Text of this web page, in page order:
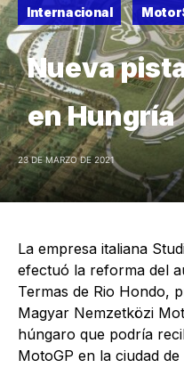
Internacional
Nueva
en Hungría
23 DE MARZO DE 2021
La empresa italiana
efectuó la reforma del
Termas de Rio Hondo,
Magyar Nemzetközi
húngaro que podría
MotoGP en la ciudad